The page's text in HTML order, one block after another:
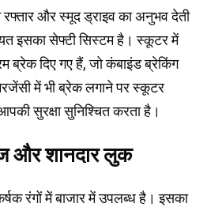
और स्मूद ड्राइव का अनुभव देती
इसका सेफ्टी सिस्टम है। स्कूटर में
ब्रेक दिए गए हैं, जो कंबाइंड ब्रेकिंग
में भी ब्रेक लगाने पर स्कूटर
सुरक्षा सुनिश्चित करता है।
और शानदार लुक
रंगों में बाजार में उपलब्ध है। इसका